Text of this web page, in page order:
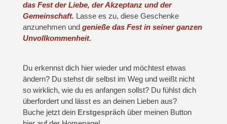
das Fest der Liebe, der Akzeptanz und der
Gemeinschaft. Lasse es zu, diese Geschenke
anzunehmen undgenieße das Fest in seiner ganzen
Unvollkommenheit.
Du erkennst dich hier wieder und möchtest etwas
ändern? Du stehst dir selbst im Weg und weißt nicht
so wirklich, wie du es anfangen sollst? Du fühlst dich
überfordert und lässt es an deinen Lieben aus?
Buche jetzt dein Erstgespräch über meinen Button